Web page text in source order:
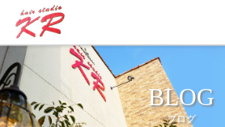
BLOG
ブログ